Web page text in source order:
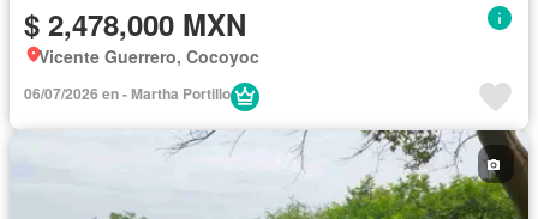
$ 2,478,000 MXN
Vicente Guerrero, Cocoyoc
06/07/2026 en - Martha Portillo